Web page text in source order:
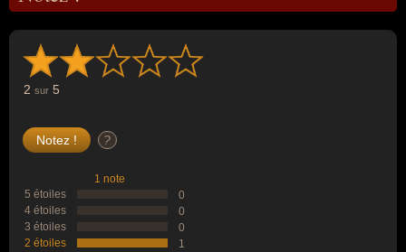
2 sur 5
?
1 note
5 étoiles
0
4 étoiles
0
3 étoiles
0
2 étoiles
1